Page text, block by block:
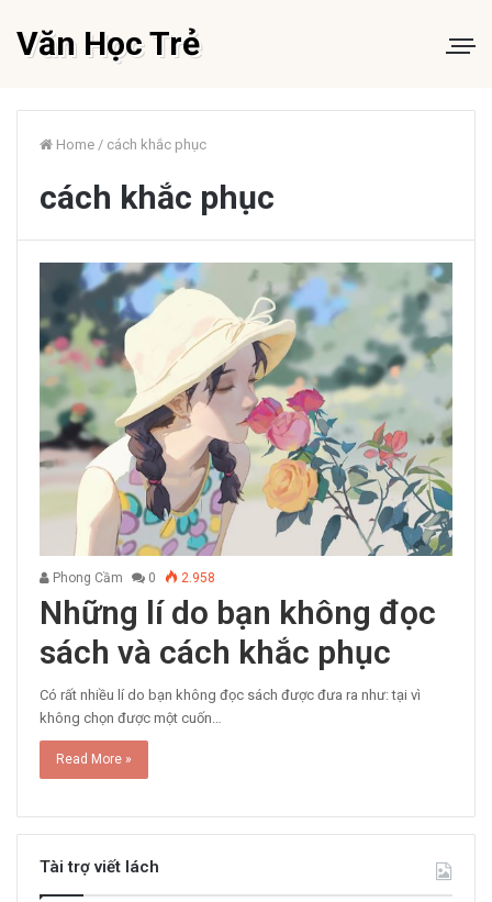
Văn Học Trẻ
Home / cách khắc phục
cách khắc phục
Phong Cầm 0 2.958
Những lí do bạn không đọc
sách và cách khắc phục
Có rất nhiều lí do bạn không đọc sách được đưa ra như: tại vì
không chọn được một cuốn…
Read More »
Tài trợ viết lách